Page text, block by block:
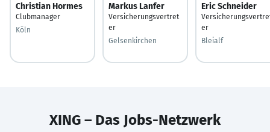
Christian Hormes
Clubmanager
Köln
Markus Lanfer
Versicherungsvertret
er
Gelsenkirchen
Eric Schneider
er
Bleialf
XING – Das Jobs-Netzwerk